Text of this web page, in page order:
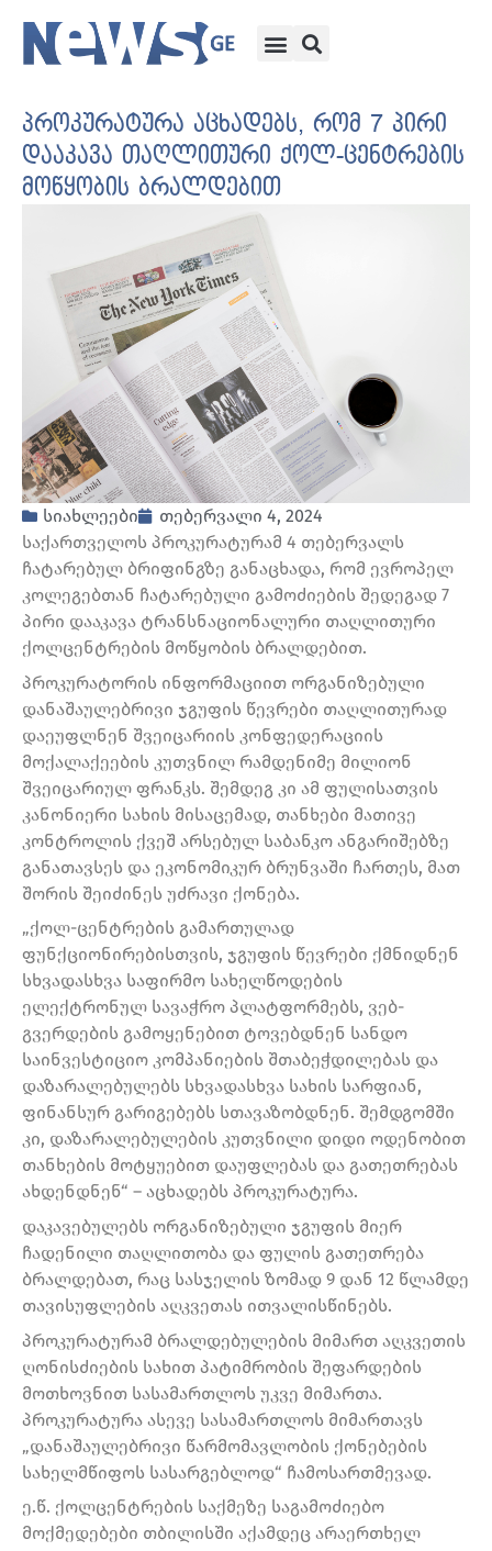
პროკურატურა აცხადებს, რომ 7 პირი
დააკავა თაღლითური ქოლ-ცენტრების
მოწყობის ბრალდებით
სიახლეები
თებერვალი 4, 2024
საქართველოს პროკურატურამ 4 თებერვალს
ჩატარებულ ბრიფინგზე განაცხადა, რომ ევროპელ
კოლეგებთან ჩატარებული გამოძიების შედეგად 7
პირი დააკავა ტრანსნაციონალური თაღლითური
ქოლცენტრების მოწყობის ბრალდებით.
პროკურატორის ინფორმაციით ორგანიზებული
დანაშაულებრივი ჯგუფის წევრები თაღლითურად
დაეუფლნენ შვეიცარიის კონფედერაციის
მოქალაქეების კუთვნილ რამდენიმე მილიონ
შვეიცარიულ ფრანკს. შემდეგ კი ამ ფულისათვის
კანონიერი სახის მისაცემად, თანხები მათივე
კონტროლის ქვეშ არსებულ საბანკო ანგარიშებზე
განათავსეს და ეკონომიკურ ბრუნვაში ჩართეს, მათ
შორის შეიძინეს უძრავი ქონება.
„ქოლ-ცენტრების გამართულად
ფუნქციონირებისთვის, ჯგუფის წევრები ქმნიდნენ
სხვადასხვა საფირმო სახელწოდების
ელექტრონულ სავაჭრო პლატფორმებს, ვებ-
გვერდების გამოყენებით ტოვებდნენ სანდო
საინვესტიციო კომპანიების შთაბეჭდილებას და
დაზარალებულებს სხვადასხვა სახის სარფიან,
ფინანსურ გარიგებებს სთავაზობდნენ. შემდგომში
კი, დაზარალებულების კუთვნილი დიდი ოდენობით
თანხების მოტყუებით დაუფლებას და გათეთრებას
ახდენდნენ“ – აცხადებს პროკურატურა.
დაკავებულებს ორგანიზებული ჯგუფის მიერ
ჩადენილი თაღლითობა და ფულის გათეთრება
ბრალდებათ, რაც სასჯელის ზომად 9 დან 12 წლამდე
თავისუფლების აღკვეთას ითვალისწინებს.
პროკურატურამ ბრალდებულების მიმართ აღკვეთის
ღონისძიების სახით პატიმრობის შეფარდების
მოთხოვნით სასამართლოს უკვე მიმართა.
პროკურატურა ასევე სასამართლოს მიმართავს
„დანაშაულებრივი წარმომავლობის ქონებების
სახელმწიფოს სასარგებლოდ“ ჩამოსართმევად.
ე.წ. ქოლცენტრების საქმეზე საგამოძიებო
მოქმედებები თბილისში აქამდეც არაერთხელ